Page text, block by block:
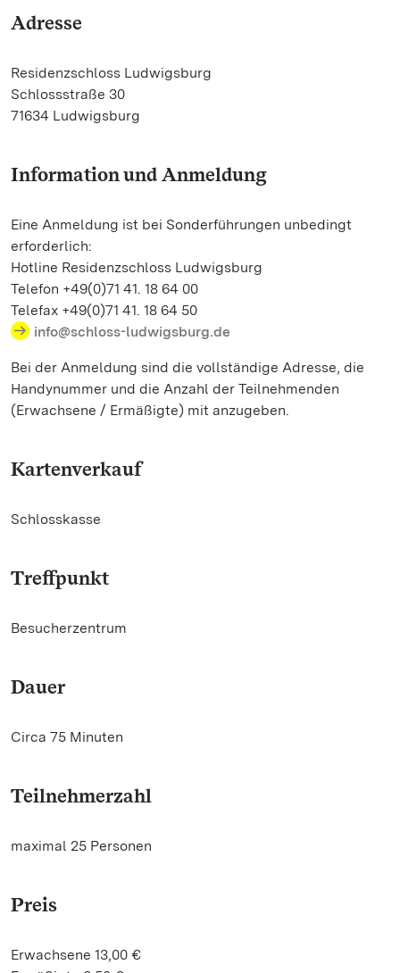
Adresse
Residenzschloss Ludwigsburg
Schlossstraße 30
71634 Ludwigsburg
Information und Anmeldung
Eine Anmeldung ist bei Sonderführungen unbedingt
erforderlich:
Hotline Residenzschloss Ludwigsburg
Telefon +49(0)71 41. 18 64 00
Telefax +49(0)71 41. 18 64 50
info@schloss-ludwigsburg.de
Bei der Anmeldung sind die vollständige Adresse, die
Handynummer und die Anzahl der Teilnehmenden
(Erwachsene / Ermäßigte) mit anzugeben.
Kartenverkauf
Schlosskasse
Treffpunkt
Besucherzentrum
Dauer
Circa 75 Minuten
Teilnehmerzahl
maximal 25 Personen
Preis
Erwachsene 13,00 €